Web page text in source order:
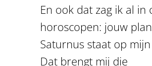
En ook dat zag ik al in
horoscopen: jouw
Saturnus staat op
Dat brengt mij die